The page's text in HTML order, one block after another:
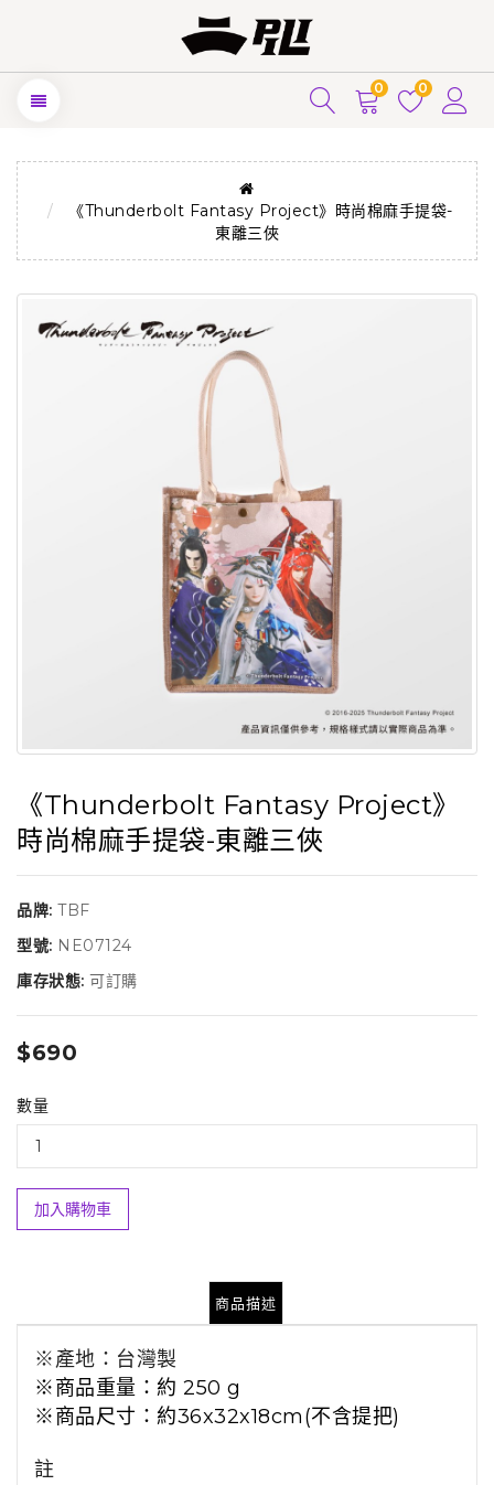
0 0
《Thunderbolt Fantasy Project》時尚棉麻手提袋-
東離三俠
《Thunderbolt Fantasy Project》
時尚棉麻手提袋-東離三俠
品牌: TBF
型號: NE07124
庫存狀態: 可訂購
$690
數量
加入購物車
商品描述
※產地：台灣製
※商品重量 ：約 250 g
※商品尺寸：約36x32x18cm(不含提把)
註